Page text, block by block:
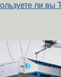
ли вы